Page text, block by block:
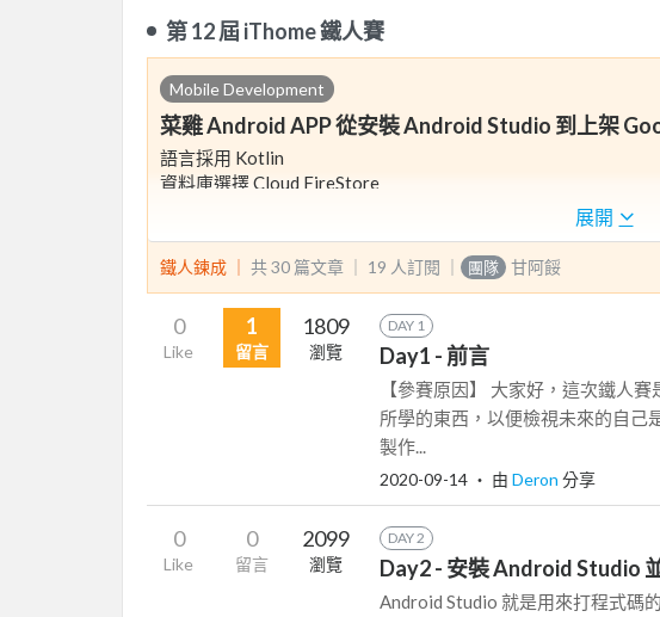
第 12 屆 iThome 鐵人賽
Mobile Development
菜雞 Android APP 從安裝 Android Studio 到上架
語言採用 Kotlin
資料庫選擇 Cloud FireStore
過程中會介紹 撰寫程式碼的編譯器 安裝過程
Firebase 帳號申請，專案連接
Google 開發帳號申請，到最後上架方式 ( 有時間的話會加上廣
以及基本UI畫面、邏輯撰寫，方便的第三方包
展開
鐵人鍊成 ｜ 共 30 篇文章 ｜ 19 人訂閱 團隊 甘阿餒
0
Like
1
留言
1809
瀏覽
DAY 1
Day1 - 前言
【參賽原因】 大家好，這次鐵人
所學的東西，以便檢視未來的自己
製作...
2020-09-14 ‧ 由 Deron 分享
0
Like
0
留言
2099
瀏覽
DAY 2
Day2 - 安裝 Android Studio
Android Studio 就是用來打程式碼